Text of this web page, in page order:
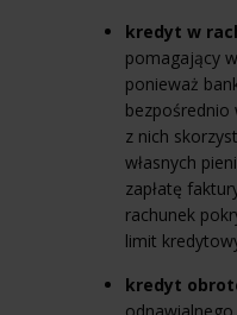
kredyt w
pomagający
ponieważ
bezpośrednio
z nich
własnych
zapłatę
rachunek
limit
kredyt